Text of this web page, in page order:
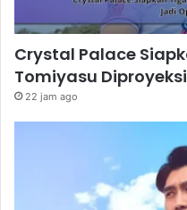
Crystal Palace
Tomiyasu
22 jam ago